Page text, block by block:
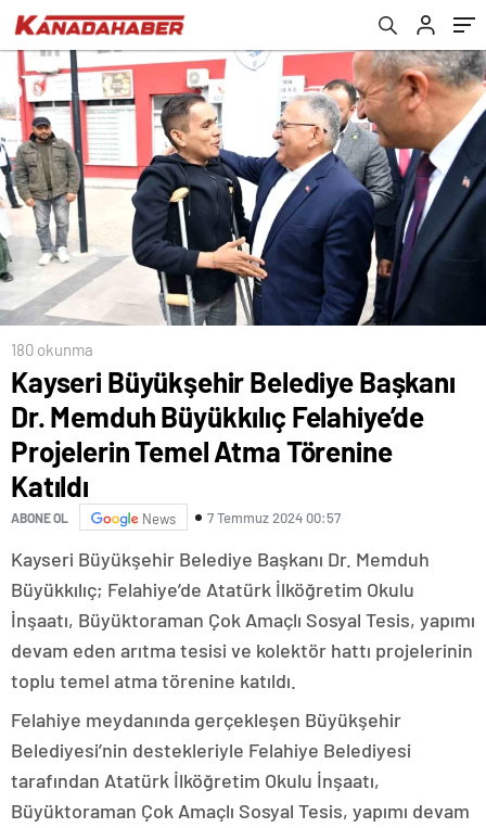
180 okunma
Kayseri Büyükşehir Belediye Başkanı
Dr. Memduh Büyükkılıç Felahiye’de
Projelerin Temel Atma Törenine
Katıldı
ABONE OL News 7 Temmuz 2024 00:57
Kayseri Büyükşehir Belediye Başkanı Dr. Memduh
Büyükkılıç; Felahiye’de Atatürk İlköğretim Okulu
İnşaatı, Büyüktoraman Çok Amaçlı Sosyal Tesis, yapımı
devam eden arıtma tesisi ve kolektör hattı projelerinin
toplu temel atma törenine katıldı.
Felahiye meydanında gerçekleşen Büyükşehir
Belediyesi’nin destekleriyle Felahiye Belediyesi
tarafından Atatürk İlköğretim Okulu İnşaatı,
Büyüktoraman Çok Amaçlı Sosyal Tesis, yapımı devam